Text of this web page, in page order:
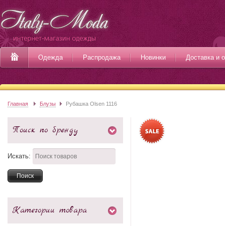
Одежда Распродажа Новинки Доставка и
Главная Блузы Рубашка Olsen 1116
Поиск по бренду
Искать:
Категории товара